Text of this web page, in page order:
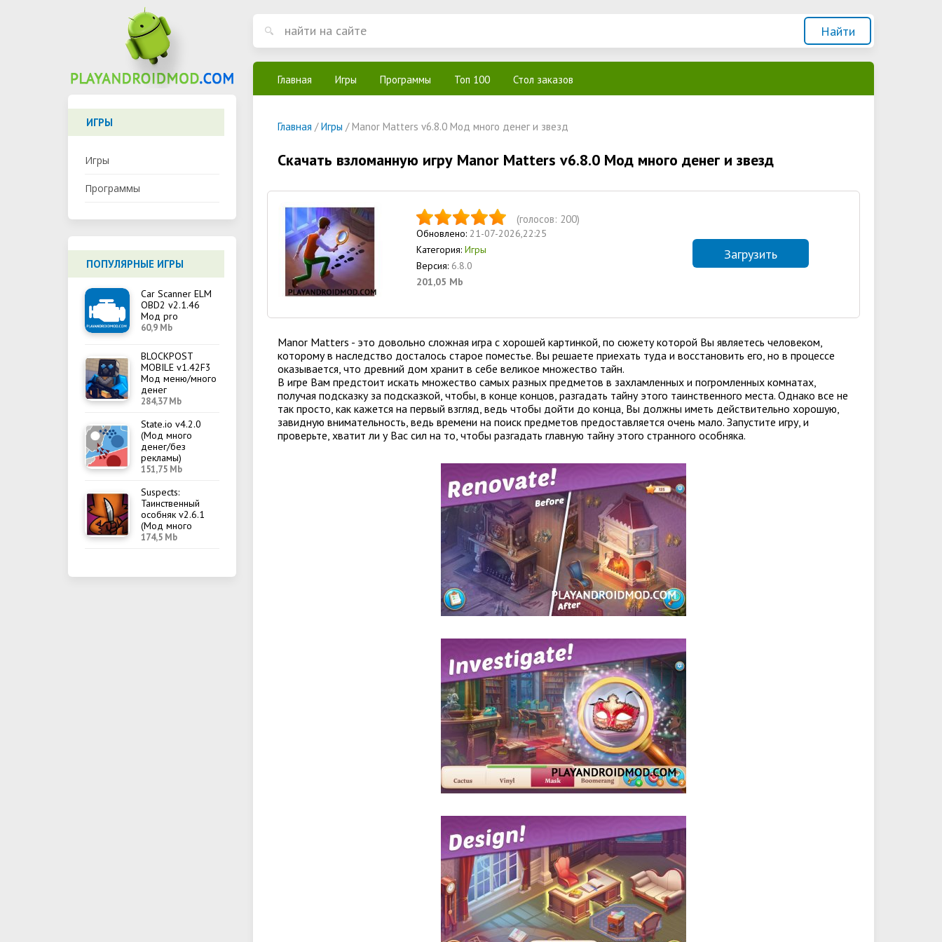
ИГРЫ
Игры
Программы
ПОПУЛЯРНЫЕ ИГРЫ
Car Scanner ELM
OBD2 v2.1.46
Мод pro
60,9 Mb
BLOCKPOST
MOBILE v1.42F3
Мод меню/много
денег
284,37 Mb
State.io v4.2.0
(Мод много
денег/без
рекламы)
151,75 Mb
Suspects:
Таинственный
особняк v2.6.1
(Мод много
денег/меню)
174,5 Mb
Главная Игры Программы Топ 100 Стол заказов
Главная /Игры / Manor Matters v6.8.0 Мод много денег и звезд
Скачать взломанную игру Manor Matters v6.8.0 Мод много денег и звезд
(голосов: 200)
Обновлено: 21-07-2026,22:25
Категория: Игры
Версия: 6.8.0
201,05 Mb
Загрузить
Manor Matters - это довольно сложная игра с хорошей картинкой, по сюжету которой Вы являетесь человеком,
которому в наследство досталось старое поместье. Вы решаете приехать туда и восстановить его, но в процессе
оказывается, что древний дом хранит в себе великое множество тайн.
В игре Вам предстоит искать множество самых разных предметов в захламленных и погромленных комнатах,
получая подсказку за подсказкой, чтобы, в конце концов, разгадать тайну этого таинственного места. Однако все не
так просто, как кажется на первый взгляд, ведь чтобы дойти до конца, Вы должны иметь действительно хорошую,
завидную внимательность, ведь времени на поиск предметов предоставляется очень мало. Запустите игру, и
проверьте, хватит ли у Вас сил на то, чтобы разгадать главную тайну этого странного особняка.